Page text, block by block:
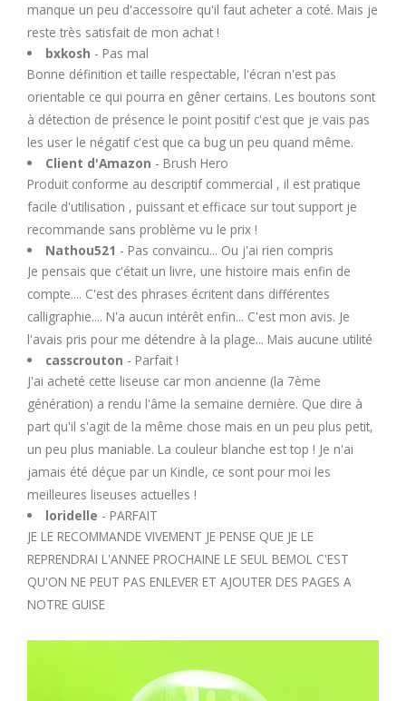
manque un peu d'accessoire qu'il faut acheter a coté. Mais je
reste très satisfait de mon achat !
bxkosh - Pas mal
Bonne définition et taille respectable, l'écran n'est pas
orientable ce qui pourra en gêner certains. Les boutons sont
à détection de présence le point positif c'est que je vais pas
les user le négatif c'est que ca bug un peu quand même.
Client d'Amazon - Brush Hero
Produit conforme au descriptif commercial , il est pratique
facile d'utilisation , puissant et efficace sur tout support je
recommande sans problème vu le prix !
Nathou521 - Pas convaincu... Ou j'ai rien compris
Je pensais que c'était un livre, une histoire mais enfin de
compte.... C'est des phrases écritent dans différentes
calligraphie.... N'a aucun intérêt enfin... C'est mon avis. Je
l'avais pris pour me détendre à la plage... Mais aucune utilité
casscrouton - Parfait !
J'ai acheté cette liseuse car mon ancienne (la 7ème
génération) a rendu l'âme la semaine dernière. Que dire à
part qu'il s'agit de la même chose mais en un peu plus petit,
un peu plus maniable. La couleur blanche est top ! Je n'ai
jamais été déçue par un Kindle, ce sont pour moi les
meilleures liseuses actuelles !
loridelle - PARFAIT
JE LE RECOMMANDE VIVEMENT JE PENSE QUE JE LE
REPRENDRAI L'ANNEE PROCHAINE LE SEUL BEMOL C'EST
QU'ON NE PEUT PAS ENLEVER ET AJOUTER DES PAGES A
NOTRE GUISE